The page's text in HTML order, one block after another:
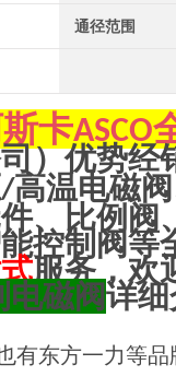
通径范围
卡ASCO
）优势经
/高温电磁
、比例阀
控制阀等
服务，欢
电磁阀详
东方一力等